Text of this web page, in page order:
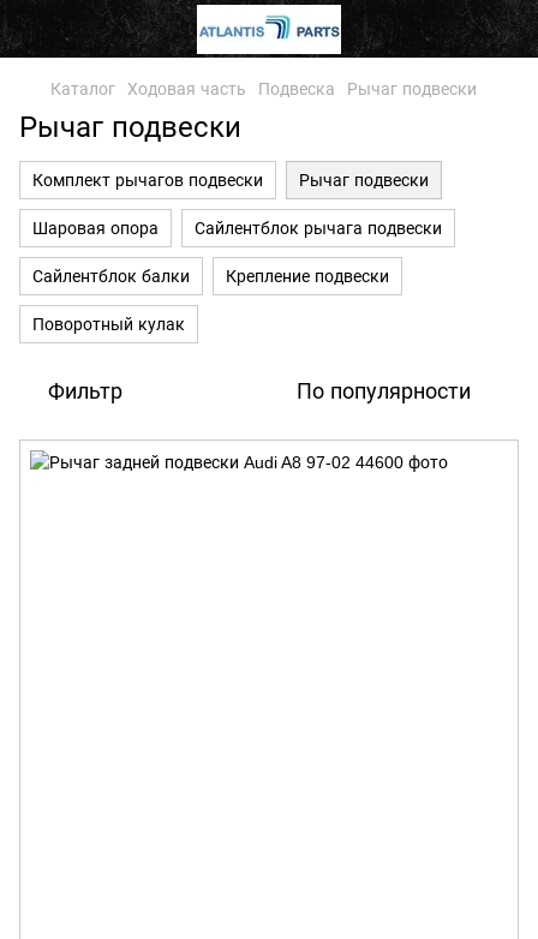
Каталог Ходовая часть Подвеска Рычаг подвески
Рычаг подвески
Комплект рычагов подвески Рычаг подвески
Шаровая опора Сайлентблок рычага подвески
Сайлентблок балки Крепление подвески
Поворотный кулак
Фильтр По популярности